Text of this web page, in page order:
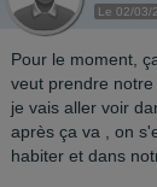
Le 02/03/
Pour le moment,
veut prendre
je vais aller voir
après ça va , on
habiter et dans